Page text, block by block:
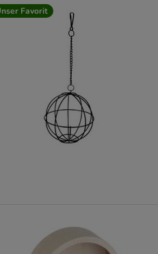
Favorit